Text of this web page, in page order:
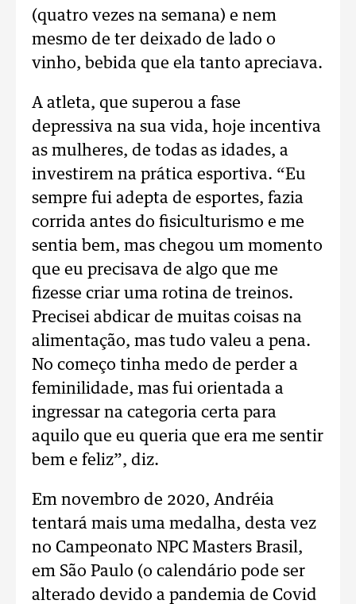
(quatro vezes na semana) e nem
mesmo de ter deixado de lado o
vinho, bebida que ela tanto apreciava.
A atleta, que superou a fase
depressiva na sua vida, hoje incentiva
as mulheres, de todas as idades, a
investirem na prática esportiva. “Eu
sempre fui adepta de esportes, fazia
corrida antes do fisiculturismo e me
sentia bem, mas chegou um momento
que eu precisava de algo que me
fizesse criar uma rotina de treinos.
Precisei abdicar de muitas coisas na
alimentação, mas tudo valeu a pena.
No começo tinha medo de perder a
feminilidade, mas fui orientada a
ingressar na categoria certa para
aquilo que eu queria que era me sentir
bem e feliz”, diz.
Em novembro de 2020, Andréia
tentará mais uma medalha, desta vez
no Campeonato NPC Masters Brasil,
em São Paulo (o calendário pode ser
alterado devido a pandemia de Covid